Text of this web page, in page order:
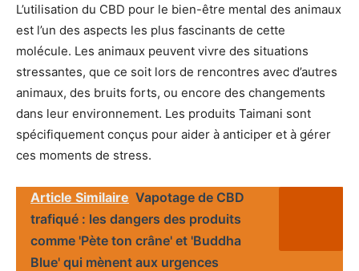
L’utilisation du CBD pour le bien-être mental des animaux
est l’un des aspects les plus fascinants de cette
molécule. Les animaux peuvent vivre des situations
stressantes, que ce soit lors de rencontres avec d’autres
animaux, des bruits forts, ou encore des changements
dans leur environnement. Les produits Taimani sont
spécifiquement conçus pour aider à anticiper et à gérer
ces moments de stress.
Article Similaire Vapotage de CBD
trafiqué : les dangers des produits
comme 'Pète ton crâne' et 'Buddha
Blue' qui mènent aux urgences